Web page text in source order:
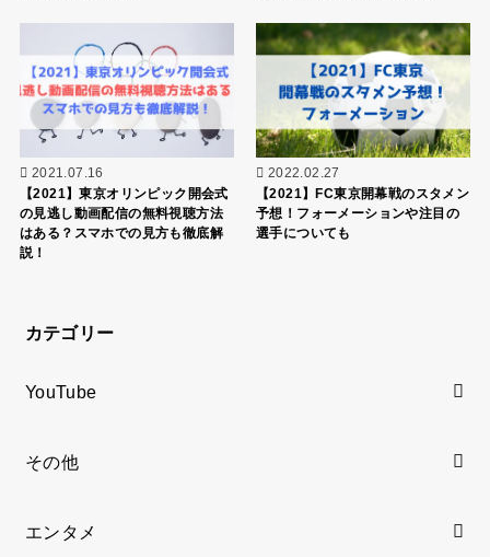
2021.07.16
【2021】東京オリンピック開会式
の見逃し動画配信の無料視聴方法
はある？スマホでの見方も徹底解
説！
2022.02.27
【2021】FC東京開幕戦のスタメン
予想！フォーメーションや注目の
選手についても
カテゴリー
YouTube
その他
エンタメ